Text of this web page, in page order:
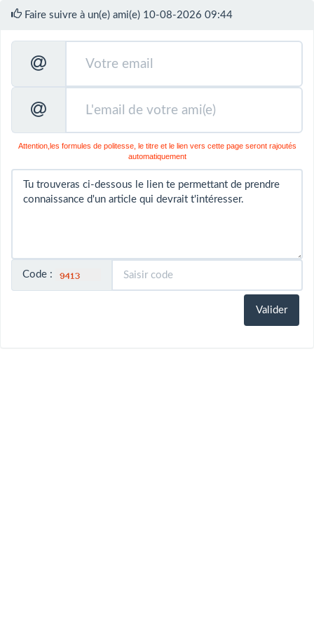
Faire suivre à un(e) ami(e) 10-08-2026 09:44
Attention,les formules de politesse, le titre et le lien vers cette page seront rajoutés
automatiquement
Code :